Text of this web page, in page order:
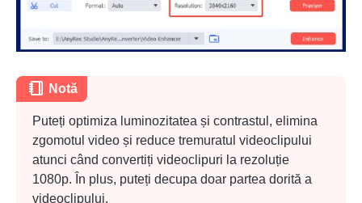
Notă
Puteți optimiza luminozitatea și contrastul, elimina
zgomotul video și reduce tremuratul videoclipului
atunci când convertiți videoclipuri la rezoluție
1080p. În plus, puteți decupa doar partea dorită a
videoclipului.